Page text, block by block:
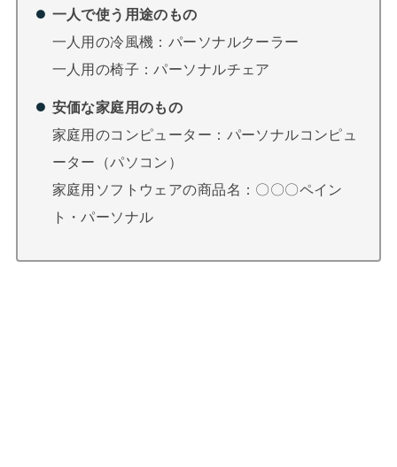
一人で使う用途のもの
一人用の冷風機：パーソナルクーラー
一人用の椅子：パーソナルチェア
安価な家庭用のもの
家庭用のコンピューター：パーソナルコンピュ
ーター（パソコン）
家庭用ソフトウェアの商品名：〇〇〇ペイン
ト・パーソナル